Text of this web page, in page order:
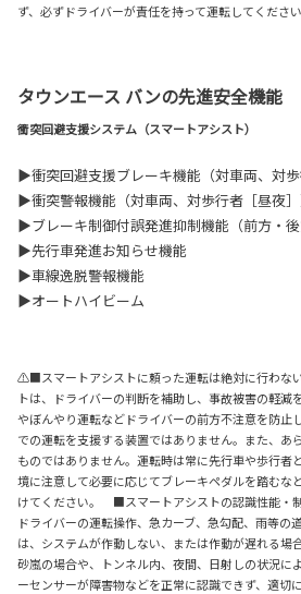
ず、必ずドライバーが責任を持って運転してください
タウンエース バンの先進安全機能
衝突回避支援システム（スマートアシスト）
▶衝突回避支援ブレーキ機能（対車両、対歩
▶衝突警報機能（対車両、対歩行者［昼夜］
▶ブレーキ制御付誤発進抑制機能（前方・後
▶先行車発進お知らせ機能
▶車線逸脱警報機能
▶オートハイビーム
⚠■スマートアシストに頼った運転は絶対に行わな
トは、ドライバーの判断を補助し、事故被害の軽減
やぼんやり運転などドライバーの前方不注意を防止
での運転を支援する装置ではありません。また、あ
ものではありません。運転時は常に先行車や歩行者
境に注意して必要に応じてブレーキペダルを踏むな
けてください。 ■スマートアシストの認識性能・制
ドライバーの運転操作、急カーブ、急勾配、雨等の
は、システムが作動しない、または作動が遅れる
砂嵐の場合や、トンネル内、夜間、日射しの状況に
ーセンサーが障害物などを正常に認識できず、適切